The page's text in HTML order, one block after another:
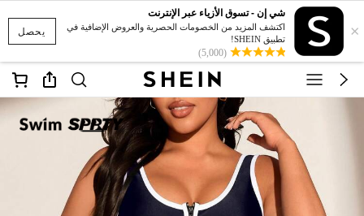
يحصل ×
شي إن - تسوق الأزياء عبر الإنترنت
اكتشف المزيد من الخصومات الحصرية والعروض الإضافية في
تطبيق SHEIN!
(5,000)